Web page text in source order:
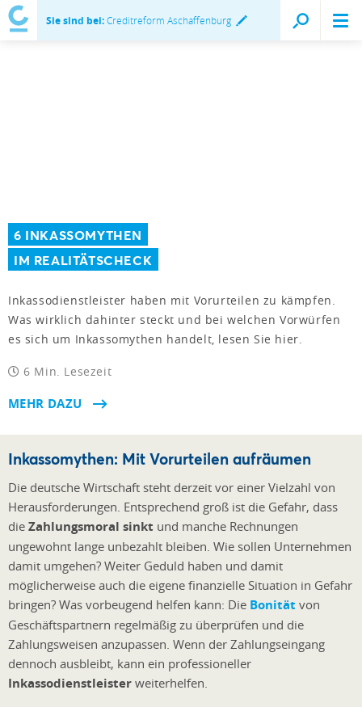
Sie sind bei:Creditreform Aschaffenburg
6 INKASSOMYTHEN
IM REALITÄTSCHECK
Inkassodienstleister haben mit Vorurteilen zu kämpfen.
Was wirklich dahinter steckt und bei welchen Vorwürfen
es sich um Inkassomythen handelt, lesen Sie hier.
6 Min. Lesezeit
MEHR DAZU
Inkassomythen: Mit Vorurteilen aufräumen
Die deutsche Wirtschaft steht derzeit vor einer Vielzahl von
Herausforderungen. Entsprechend groß ist die Gefahr, dass
die Zahlungsmoral sinkt und manche Rechnungen
ungewohnt lange unbezahlt bleiben. Wie sollen Unternehmen
damit umgehen? Weiter Geduld haben und damit
möglicherweise auch die eigene finanzielle Situation in Gefahr
bringen? Was vorbeugend helfen kann: Die Bonität von
Geschäftspartnern regelmäßig zu überprüfen und die
Zahlungsweisen anzupassen. Wenn der Zahlungseingang
dennoch ausbleibt, kann ein professioneller
Inkassodienstleister weiterhelfen.